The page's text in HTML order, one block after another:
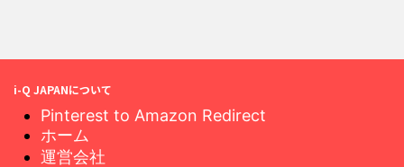
i-Q JAPANについて
Pinterest to Amazon Redirect
ホーム
運営会社